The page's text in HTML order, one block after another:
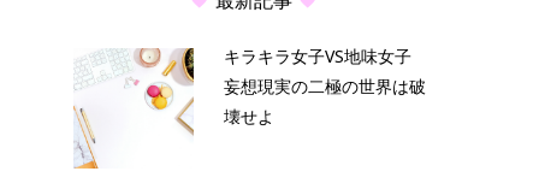
キラキラ女子VS地味女子
妄想現実の二極の世界は破
壊せよ